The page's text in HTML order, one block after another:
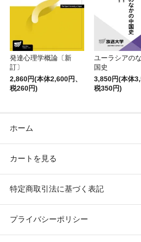
発達心理学概論〔新
訂〕
2,860円(本体2,600円、
税260円)
ユーラシアの
国史
3,850円(本体
税350円)
ホーム
カートを見る
特定商取引法に基づく表記
プライバシーポリシー